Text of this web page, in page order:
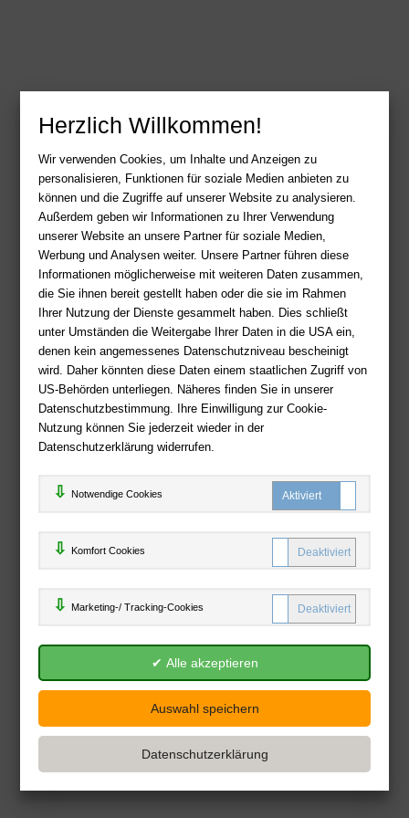
Herzlich Willkommen!
Wir verwenden Cookies, um Inhalte und Anzeigen zu
personalisieren, Funktionen für soziale Medien anbieten zu
können und die Zugriffe auf unserer Website zu analysieren.
Außerdem geben wir Informationen zu Ihrer Verwendung
unserer Website an unsere Partner für soziale Medien,
Werbung und Analysen weiter. Unsere Partner führen diese
Informationen möglicherweise mit weiteren Daten zusammen,
die Sie ihnen bereit gestellt haben oder die sie im Rahmen
Ihrer Nutzung der Dienste gesammelt haben. Dies schließt
unter Umständen die Weitergabe Ihrer Daten in die USA ein,
denen kein angemessenes Datenschutzniveau bescheinigt
wird. Daher könnten diese Daten einem staatlichen Zugriff von
US-Behörden unterliegen. Näheres finden Sie in unserer
Datenschutzbestimmung. Ihre Einwilligung zur Cookie-
Nutzung können Sie jederzeit wieder in der
Datenschutzerklärung widerrufen.
Notwendige Cookies
Komfort Cookies
Marketing-/ Tracking-Cookies